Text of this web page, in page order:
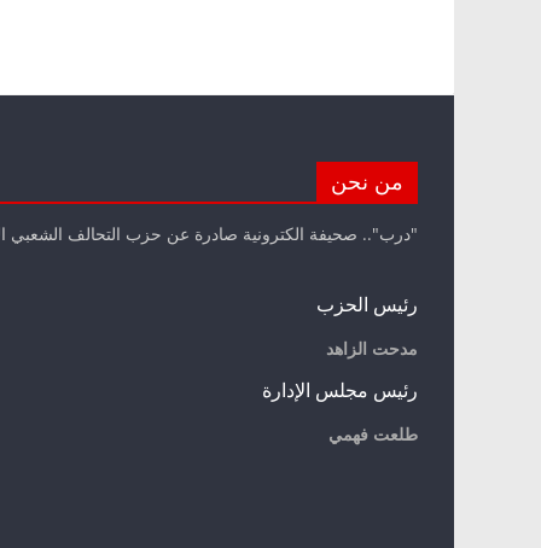
من نحن
"درب".. صحيفة الكترونية صادرة عن حزب التحالف الشعبي
رئيس الحزب
مدحت الزاهد
رئيس مجلس الإدارة
طلعت فهمي